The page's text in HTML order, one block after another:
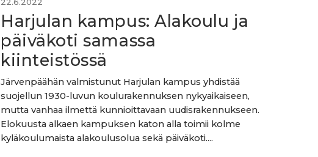
Harjulan kampus: Alakoulu ja
päiväkoti samassa
kiinteistössä
Järvenpäähän valmistunut Harjulan kampus yhdistää
suojellun 1930-luvun koulurakennuksen nykyaikaiseen,
mutta vanhaa ilmettä kunnioittavaan uudisrakennukseen.
Elokuusta alkaen kampuksen katon alla toimii kolme
kyläkoulumaista alakoulusolua sekä päiväkoti....